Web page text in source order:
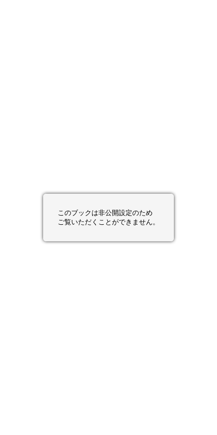
このブックは非公開設定のため
ご覧いただくことができません。